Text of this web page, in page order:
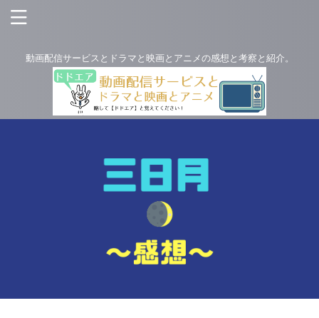
動画配信サービスとドラマと映画とアニメの感想と考察と紹介。